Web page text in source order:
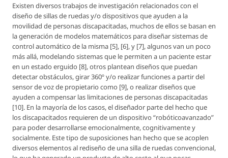
Existen diversos trabajos de investigación relacionados con el
diseño de sillas de ruedas y/o dispositivos que ayuden a la
movilidad de personas discapacitadas, muchos de ellos se basan en
la generación de modelos matemáticos para diseñar sistemas de
control automático de la misma [5], [6], y [7], algunos van un poco
más allá, modelando sistemas que le permiten a un paciente estar
en un estado erguido [8], otros plantean diseños que puedan
detectar obstáculos, girar 360º y/o realizar funciones a partir del
sensor de voz de propietario como [9], o realizar diseños que
ayuden a compensar las limitaciones de personas discapacitadas
[10]. En la mayoría de los casos, el diseñador parte del hecho que
los discapacitados requieren de un dispositivo “robóticoavanzado”
para poder desarrollarse emocionalmente, cognitivamente y
socialmente. Este tipo de suposiciones han hecho que se acoplen
diversos elementos al rediseño de una silla de ruedas convencional,